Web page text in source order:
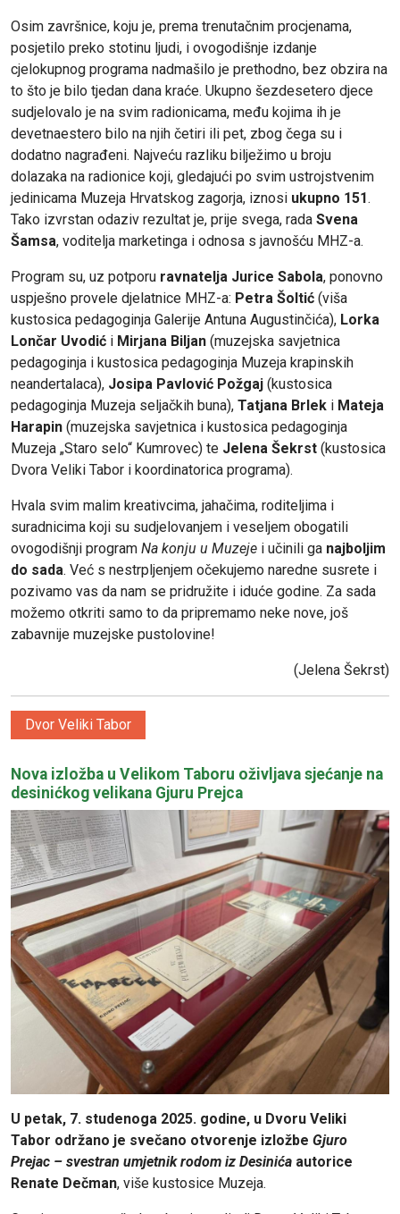
Osim završnice, koju je, prema trenutačnim procjenama,
posjetilo preko stotinu ljudi, i ovogodišnje izdanje
cjelokupnog programa nadmašilo je prethodno, bez obzira na
to što je bilo tjedan dana kraće. Ukupno šezdesetero djece
sudjelovalo je na svim radionicama, među kojima ih je
devetnaestero bilo na njih četiri ili pet, zbog čega su i
dodatno nagrađeni. Najveću razliku bilježimo u broju
dolazaka na radionice koji, gledajući po svim ustrojstvenim
jedinicama Muzeja Hrvatskog zagorja, iznosi ukupno 151.
Tako izvrstan odaziv rezultat je, prije svega, rada Svena
Šamsa, voditelja marketinga i odnosa s javnošću MHZ-a.
Program su, uz potporu ravnatelja Jurice Sabola, ponovno
uspješno provele djelatnice MHZ-a: Petra Šoltić (viša
kustosica pedagoginja Galerije Antuna Augustinčića), Lorka
Lončar Uvodić i Mirjana Biljan (muzejska savjetnica
pedagoginja i kustosica pedagoginja Muzeja krapinskih
neandertalaca), Josipa Pavlović Požgaj (kustosica
pedagoginja Muzeja seljačkih buna), Tatjana Brlek i Mateja
Harapin (muzejska savjetnica i kustosica pedagoginja
Muzeja „Staro selo“ Kumrovec) te Jelena Šekrst (kustosica
Dvora Veliki Tabor i koordinatorica programa).
Hvala svim malim kreativcima, jahačima, roditeljima i
suradnicima koji su sudjelovanjem i veseljem obogatili
ovogodišnji program Na konju u Muzeje i učinili ga najboljim
do sada. Već s nestrpljenjem očekujemo naredne susrete i
pozivamo vas da nam se pridružite i iduće godine. Za sada
možemo otkriti samo to da pripremamo neke nove, još
zabavnije muzejske pustolovine!
(Jelena Šekrst)
Dvor Veliki Tabor
Nova izložba u Velikom Taboru oživljava sjećanje na
desinićkog velikana Gjuru Prejca
U petak, 7. studenoga 2025. godine, u Dvoru Veliki
Tabor održano je svečano otvorenje izložbe Gjuro
Prejac – svestran umjetnik rodom iz Desinića autorice
Renate Dečman, više kustosice Muzeja.